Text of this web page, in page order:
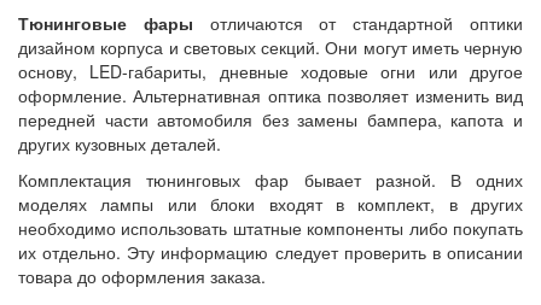
Тюнинговые фары отличаются от стандартной оптики
дизайном корпуса и световых секций. Они могут иметь черную
основу, LED-габариты, дневные ходовые огни или другое
оформление. Альтернативная оптика позволяет изменить вид
передней части автомобиля без замены бампера, капота и
других кузовных деталей.
Комплектация тюнинговых фар бывает разной. В одних
моделях лампы или блоки входят в комплект, в других
необходимо использовать штатные компоненты либо покупать
их отдельно. Эту информацию следует проверить в описании
товара до оформления заказа.